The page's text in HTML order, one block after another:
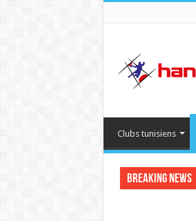
Clubs tunisiens
Breaking News